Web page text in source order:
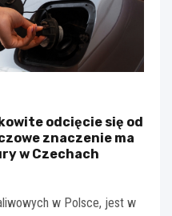
odcięcie się od
znaczenie ma
w Czechach
w Polsce, jest w